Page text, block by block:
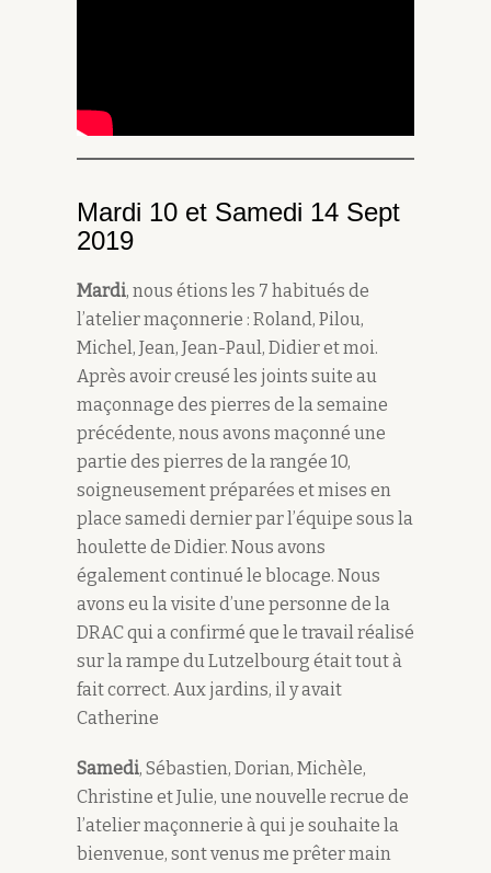
Mardi 10 et Samedi 14 Sept
2019
Mardi, nous étions les 7 habitués de
l’atelier maçonnerie : Roland, Pilou,
Michel, Jean, Jean-Paul, Didier et moi.
Après avoir creusé les joints suite au
maçonnage des pierres de la semaine
précédente, nous avons maçonné une
partie des pierres de la rangée 10,
soigneusement préparées et mises en
place samedi dernier par l’équipe sous la
houlette de Didier. Nous avons
également continué le blocage. Nous
avons eu la visite d’une personne de la
DRAC qui a confirmé que le travail réalisé
sur la rampe du Lutzelbourg était tout à
fait correct. Aux jardins, il y avait
Catherine
Samedi, Sébastien, Dorian, Michèle,
Christine et Julie, une nouvelle recrue de
l’atelier maçonnerie à qui je souhaite la
bienvenue, sont venus me prêter main